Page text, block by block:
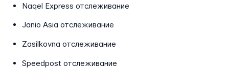
Naqel Express отслеживание
Janio Asia отслеживание
Zasilkovna отслеживание
Speedpost отслеживание